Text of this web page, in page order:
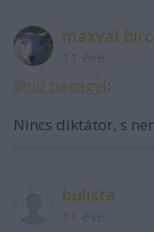
maxval
@nu pagagyí:
Nincs diktátor, s
bulista